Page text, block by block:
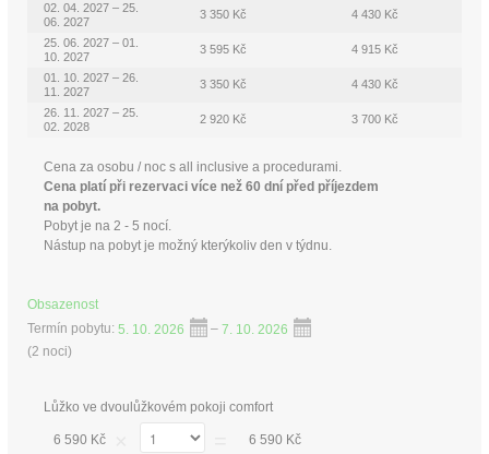
02. 04. 2027 – 25.
06. 2027
3 350 Kč 4 430 Kč
25. 06. 2027 – 01.
10. 2027
3 595 Kč 4 915 Kč
01. 10. 2027 – 26.
11. 2027
3 350 Kč 4 430 Kč
26. 11. 2027 – 25.
02. 2028
2 920 Kč 3 700 Kč
Cena za osobu / noc s all inclusive a procedurami.
Cena platí při rezervaci více než 60 dní před příjezdem
na pobyt.
Pobyt je na 2 - 5 nocí.
Nástup na pobyt je možný kterýkoliv den v týdnu.
Obsazenost
Termín pobytu: 5. 10. 2026 – 7. 10. 2026
(2 noci)
Lůžko ve dvoulůžkovém pokoji comfort
6 590 Kč 6 590 Kč